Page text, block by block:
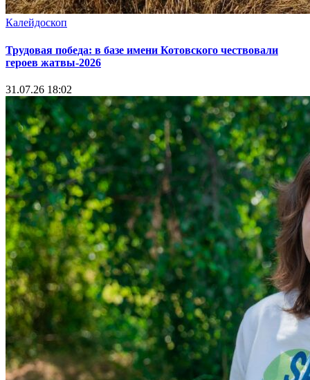
Калейдоскоп
Трудовая победа: в базе имени Котовского чествовали
героев жатвы-2026
31.07.26 18:02